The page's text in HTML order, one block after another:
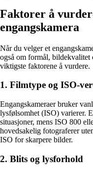
Faktorer å
engangskamera
Når du velger et
også om formål, bildekvalitet
viktigste faktorene å vurdere.
1. Filmtype og ISO-
Engangskameraer bruker
lysfølsomhet (ISO) varierer.
situasjoner, mens ISO 800
hovedsakelig fotograferer
ISO for skarpere bilder.
2. Blits og lysforhold